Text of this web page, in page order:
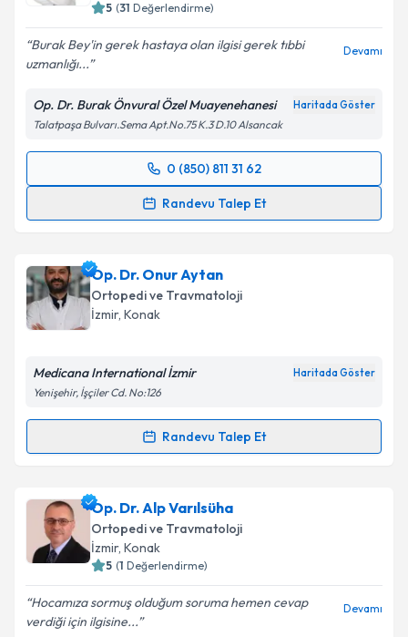
Metni'ni okudum ve kişisel verilerimin belirtilen
kapsamda işlenmesini kabul ediyorum.
Takvim Talebini Gönder
5 (31 Değerlendirme)
Burak Bey'in gerek hastaya olan ilgisi gerek tıbbi
uzmanlığı...
Devamı
Op. Dr. Burak Önvural Özel Muayenehanesi Haritada Göster
Talatpaşa Bulvarı.Sema Apt.No.75 K.3 D.10 Alsancak
0 (850) 811 31 62
Randevu Talep Et
Randevu Takvimi Talebi
takvim hazırlandığında e-posta ile bilgilendireceğiz.
E-posta Adresiniz
Kişisel verilerimin işlenmesine ilişkin
Metni'ni okudum ve kişisel verilerimin belirtilen
kapsamda işlenmesini kabul ediyorum.
Op. Dr. Onur Aytan
Ortopedi ve Travmatoloji
İzmir, Konak
Medicana International İzmir Haritada Göster
Yenişehir, İşçiler Cd. No:126
Randevu Talep Et
Randevu Takvimi Talebi
Op. Dr. Onur Aytaniçin randevu takvimi talebi
oluşturun. Size bu uzmandan randevu almanız için bir
takvim hazırlandığında e-posta ile bilgilendireceğiz.
Op. Dr. Alp Varılsüha
Ortopedi ve Travmatoloji
İzmir, Konak
5 (1 Değerlendirme)
Hocamıza sormuş olduğum soruma hemen cevap
verdiği için ilgisine...
Devamı